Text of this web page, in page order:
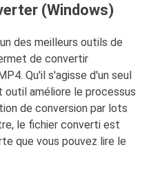
(Windows)
des meilleurs outils de
de convertir
Qu'il s'agisse d'un seul
outil améliore le processus
de conversion par lots
le fichier converti est
que vous pouvez lire le